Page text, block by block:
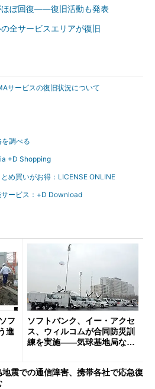
ほぼ回復――復旧活動も発表
全サービスエリアが復旧
サービスの復旧状況について
調べる
+D Shopping
め買いがお得：LICENSE ONLINE
ービス：+D Download
フ
進
ソフトバンク、イー・アクセ
ス、ウィルコムが合同防災訓
練を実施――気球基地局など
地震での通信障害、携帯各社で応急復